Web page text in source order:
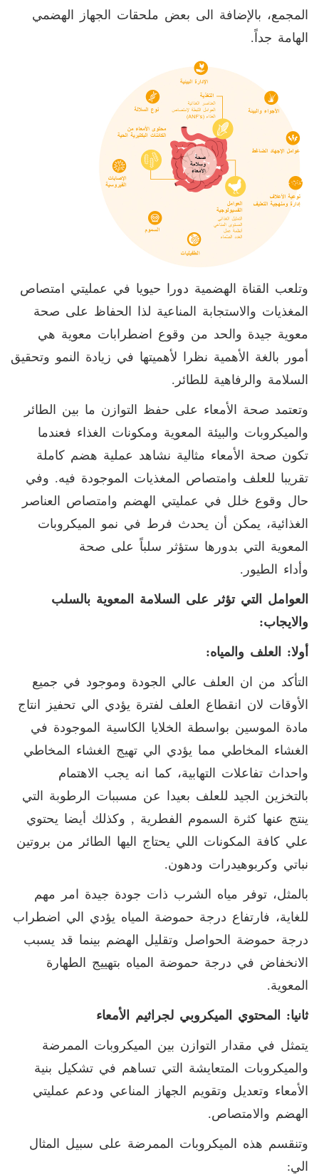
المجمع، بالإضافة الى بعض ملحقات الجهاز الهضمي
الهامة جداً.
وتلعب القناة الهضمية دورا حيويا في عمليتي امتصاص
المغذيات والاستجابة المناعية لذا الحفاظ على صحة
معوية جيدة والحد من وقوع اضطرابات معوية هي
أمور بالغة الأهمية نظرا لأهميتها في زيادة النمو وتحقيق
السلامة والرفاهية للطائر.
وتعتمد صحة الأمعاء على حفظ التوازن ما بين الطائر
والميكروبات والبيئة المعوية ومكونات الغذاء فعندما
تكون صحة الأمعاء مثالية نشاهد عملية هضم كاملة
تقريبا للعلف وامتصاص المغذيات الموجودة فيه. وفي
حال وقوع خلل في عمليتي الهضم وامتصاص العناصر
الغذائية، يمكن أن يحدث فرط في نمو الميكروبات
المعوية التي بدورها ستؤثر سلباً على صحة
وأداء الطيور .
العوامل التي تؤثر على السلامة المعوية بالسلب
والايجاب:
أولا: العلف والمياه:
التأكد من ان العلف عالي الجودة وموجود في جميع
الأوقات لان انقطاع العلف لفترة يؤدي الي تحفيز انتاج
مادة الموسين بواسطة الخلايا الكاسية الموجودة في
الغشاء المخاطي مما يؤدي الي تهيج الغشاء المخاطي
واحداث تفاعلات التهابية، كما انه يجب الاهتمام
بالتخزين الجيد للعلف بعيدا عن مسببات الرطوبة التي
ينتج عنها كثرة السموم الفطرية , وكذلك أيضا يحتوي
علي كافة المكونات اللي يحتاج اليها الطائر من بروتين
نباتي وكربوهيدرات ودهون.
بالمثل، توفر مياه الشرب ذات جودة جيدة امر مهم
للغاية، فارتفاع درجة حموضة المياه يؤدي الي اضطراب
درجة حموضة الحواصل وتقليل الهضم بينما قد يسبب
الانخفاض في درجة حموضة المياه بتهييج الطهارة
المعوية.
ثانيا: المحتوي الميكروبي لجراثيم الأمعاء
يتمثل في مقدار التوازن بين الميكروبات الممرضة
والميكروبات المتعايشة التي تساهم في تشكيل بنية
الأمعاء وتعديل وتقويم الجهاز المناعي ودعم عمليتي
الهضم والامتصاص.
وتنقسم هذه الميكروبات الممرضة على سبيل المثال
الي: